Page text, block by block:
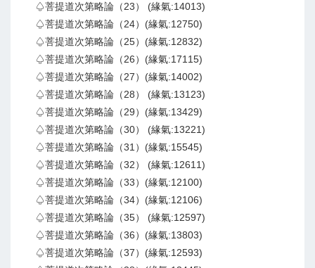
♤菩提道次第略論（23） (緣氣:14013)
♤菩提道次第略論（24）(緣氣:12750)
♤菩提道次第略論（25）(緣氣:12832)
♤菩提道次第略論（26）(緣氣:17115)
♤菩提道次第略論（27）(緣氣:14002)
♤菩提道次第略論（28） (緣氣:13123)
♤菩提道次第略論（29）(緣氣:13429)
♤菩提道次第略論（30） (緣氣:13221)
♤菩提道次第略論（31）(緣氣:15545)
♤菩提道次第略論（32） (緣氣:12611)
♤菩提道次第略論（33）(緣氣:12100)
♤菩提道次第略論（34）(緣氣:12106)
♤菩提道次第略論（35） (緣氣:12597)
♤菩提道次第略論（36）(緣氣:13803)
♤菩提道次第略論（37）(緣氣:12593)